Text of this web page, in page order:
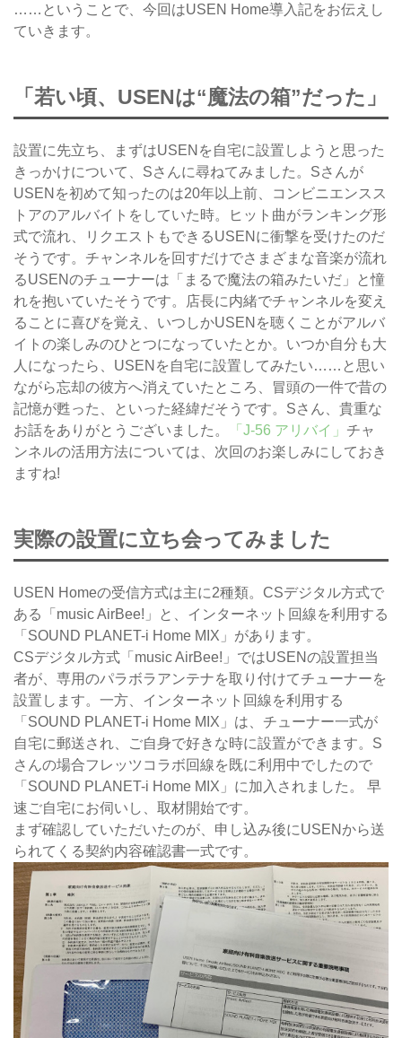
……ということで、今回はUSEN Home導入記をお伝えし
ていきます。
「若い頃、USENは“魔法の箱”だった」
設置に先立ち、まずはUSENを自宅に設置しようと思った
きっかけについて、Sさんに尋ねてみました。Sさんが
USENを初めて知ったのは20年以上前、コンビニエンスス
トアのアルバイトをしていた時。ヒット曲がランキング形
式で流れ、リクエストもできるUSENに衝撃を受けたのだ
そうです。チャンネルを回すだけでさまざまな音楽が流れ
るUSENのチューナーは「まるで魔法の箱みたいだ」と憧
れを抱いていたそうです。店長に内緒でチャンネルを変え
ることに喜びを覚え、いつしかUSENを聴くことがアルバ
イトの楽しみのひとつになっていたとか。いつか自分も大
人になったら、USENを自宅に設置してみたい……と思い
ながら忘却の彼方へ消えていたところ、冒頭の一件で昔の
記憶が甦った、といった経緯だそうです。Sさん、貴重な
お話をありがとうございました。
「J-56 アリバイ」 チャ
ンネルの活用方法については、次回のお楽しみにしておき
ますね!
実際の設置に立ち会ってみました
USEN Homeの受信方式は主に2種類。CSデジタル方式で
ある「music AirBee!」と、インターネット回線を利用する
「SOUND PLANET-i Home MIX」があります。
CSデジタル方式「music AirBee!」ではUSENの設置担当
者が、専用のパラボラアンテナを取り付けてチューナーを
設置します。一方、インターネット回線を利用する
「SOUND PLANET-i Home MIX」は、チューナー一式が
自宅に郵送され、ご自身で好きな時に設置ができます。S
さんの場合フレッツコラボ回線を既に利用中でしたので
「SOUND PLANET-i Home MIX」に加入されました。 早
速ご自宅にお伺いし、取材開始です。
まず確認していただいたのが、申し込み後にUSENから送
られてくる契約内容確認書一式です。